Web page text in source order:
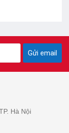
Gửi email
Hà Nội